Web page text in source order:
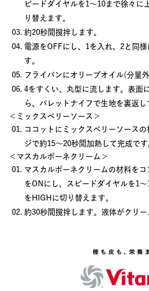
ピードダイヤルを1〜10まで徐々に
り替えます。
約20秒間撹拌します。
電源をOFFにし、1を入れ、2と同
す。
フライパンにオリーブオイル(分量
4をすくい、丸型に流します。表面
ら、パレットナイフで生地を裏返し
＜ミックスベリーソース＞
ココットにミックスベリーソース
ジで約15〜20秒間加熱して完成です
＜マスカルポーネクリーム＞
マスカルポーネクリームの材料を
をONにし、スピードダイヤルを1
をHIGHに切り替えます。
約30秒間撹拌します。液体がクリー